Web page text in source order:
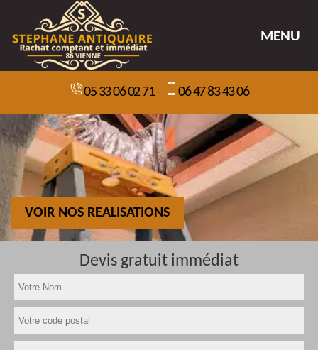
MENU
05 33 06 02 71 06 47 83 43 06
VOIR NOS REALISATIONS
Devis gratuit immédiat